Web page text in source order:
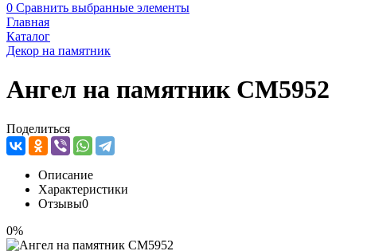
0 Сравнить выбранные элементы
Главная
Каталог
Декор на памятник
Ангел на памятник CM5952
Поделиться
Описание
Характеристики
Отзывы0
0%